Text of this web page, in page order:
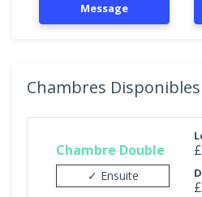
Message
Chambres Disponibles
Chambre Double
✓ Ensuite